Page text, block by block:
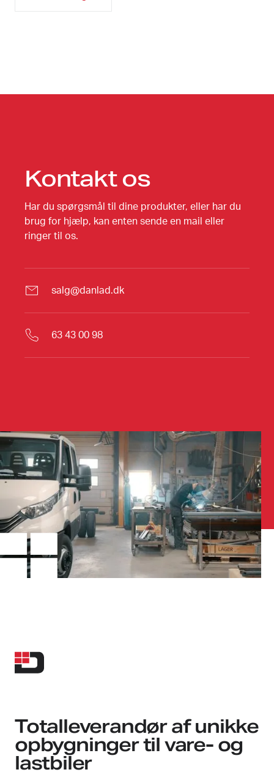
Kontakt os
Har du spørgsmål til dine produkter, eller har du
brug for hjælp, kan enten sende en mail eller
ringer til os.
salg@danlad.dk
63 43 00 98
Totalleverandør af unikke
opbygninger til vare- og
lastbiler